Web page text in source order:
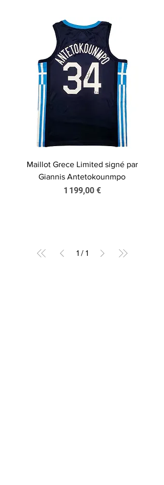
Maillot Grece Limited signé par
Giannis Antetokounmpo
Prix
1 199,00 €
1 / 1